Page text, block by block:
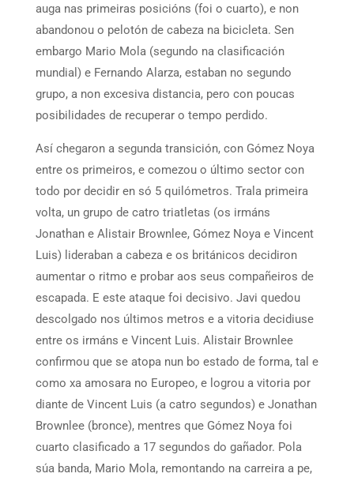
auga nas primeiras posicións (foi o cuarto), e non
abandonou o pelotón de cabeza na bicicleta. Sen
embargo Mario Mola (segundo na clasificación
mundial) e Fernando Alarza, estaban no segundo
grupo, a non excesiva distancia, pero con poucas
posibilidades de recuperar o tempo perdido.
Así chegaron a segunda transición, con Gómez Noya
entre os primeiros, e comezou o último sector con
todo por decidir en só 5 quilómetros. Trala primeira
volta, un grupo de catro triatletas (os irmáns
Jonathan e Alistair Brownlee, Gómez Noya e Vincent
Luis) lideraban a cabeza e os británicos decidiron
aumentar o ritmo e probar aos seus compañeiros de
escapada. E este ataque foi decisivo. Javi quedou
descolgado nos últimos metros e a vitoria decidiuse
entre os irmáns e Vincent Luis. Alistair Brownlee
confirmou que se atopa nun bo estado de forma, tal e
como xa amosara no Europeo, e logrou a vitoria por
diante de Vincent Luis (a catro segundos) e Jonathan
Brownlee (bronce), mentres que Gómez Noya foi
cuarto clasificado a 17 segundos do gañador. Pola
súa banda, Mario Mola, remontando na carreira a pe,